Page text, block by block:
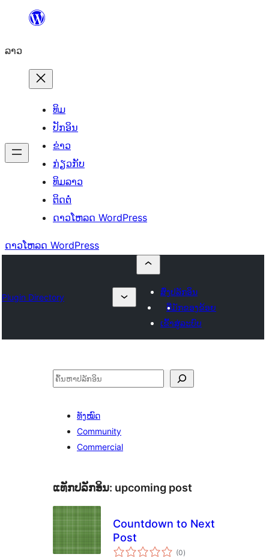
ທີ່
ເນື້ອຫາ
ລາວ
ທິມ
ປັກອິນ
ຂ່າວ
ກ່ຽວກັບ
ທິມລາວ
ຕິດຕໍ່
ດາວໂຫລດ WordPress
ດາວໂຫລດ WordPress
Plugin Directory
ສົ່ງປລັກອິນ
ທີ່ມັກຂອງຂ້ອຍ
ເຂົ້າສູ່ລະບົບ
ຄົ້ນຫາ
ທັງໝົດ
Community
Commercial
ແທັກປລັກອິນ: upcoming post
Countdown to Next
Post
(0ຄະແນນ
)